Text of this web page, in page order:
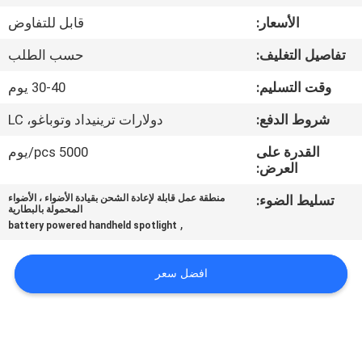
مراقبة
الجودة
اتصل
أخبار
القضايا
الأسعار:
قابل للتفاوض
تفاصيل التغليف:
حسب الطلب
وقت التسليم:
30-40 يوم
شروط الدفع:
دولارات ترينيداد وتوباغو، LC
القدرة على
العرض:
5000 pcs/يوم
تسليط الضوء:
منطقة عمل قابلة لإعادة الشحن بقيادة الأضواء ، الأضواء
المحمولة بالبطارية
,
battery powered handheld spotlight
افضل سعر